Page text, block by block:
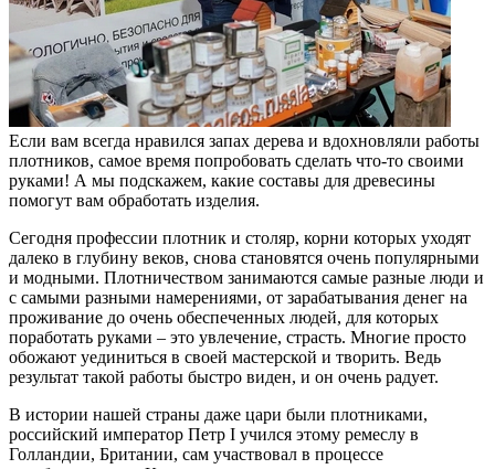
Если вам всегда нравился запах дерева и вдохновляли работы
плотников, самое время попробовать сделать что-то своими
руками! А мы подскажем, какие составы для древесины
помогут вам обработать изделия.
Сегодня профессии плотник и столяр, корни которых уходят
далеко в глубину веков, снова становятся очень популярными
и модными. Плотничеством занимаются самые разные люди и
с самыми разными намерениями, от зарабатывания денег на
проживание до очень обеспеченных людей, для которых
поработать руками – это увлечение, страсть. Многие просто
обожают уединиться в своей мастерской и творить. Ведь
результат такой работы быстро виден, и он очень радует.
В истории нашей страны даже цари были плотниками,
российский император Петр I учился этому ремеслу в
Голландии, Британии, сам участвовал в процессе